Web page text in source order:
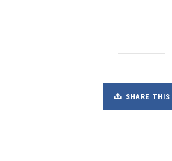
SHARE THIS